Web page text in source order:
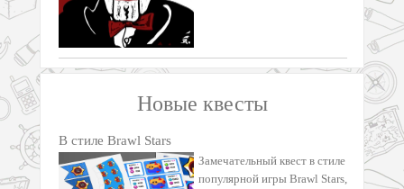
Новые квесты
В стиле Brawl Stars
Замечательный квест в стиле
популярной игры Brawl Stars,